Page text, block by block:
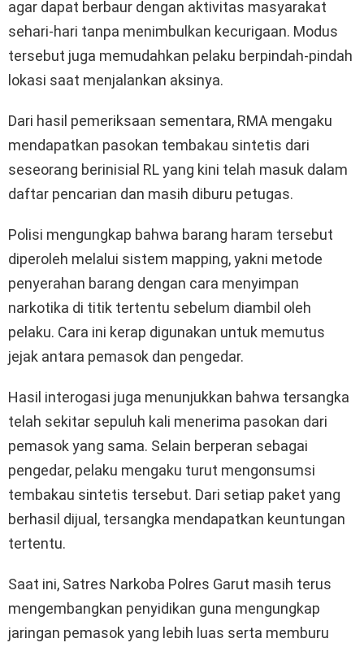
agar dapat berbaur dengan aktivitas masyarakat
sehari-hari tanpa menimbulkan kecurigaan. Modus
tersebut juga memudahkan pelaku berpindah-pindah
lokasi saat menjalankan aksinya.
Dari hasil pemeriksaan sementara, RMA mengaku
mendapatkan pasokan tembakau sintetis dari
seseorang berinisial RL yang kini telah masuk dalam
daftar pencarian dan masih diburu petugas.
Polisi mengungkap bahwa barang haram tersebut
diperoleh melalui sistem mapping, yakni metode
penyerahan barang dengan cara menyimpan
narkotika di titik tertentu sebelum diambil oleh
pelaku. Cara ini kerap digunakan untuk memutus
jejak antara pemasok dan pengedar.
Hasil interogasi juga menunjukkan bahwa tersangka
telah sekitar sepuluh kali menerima pasokan dari
pemasok yang sama. Selain berperan sebagai
pengedar, pelaku mengaku turut mengonsumsi
tembakau sintetis tersebut. Dari setiap paket yang
berhasil dijual, tersangka mendapatkan keuntungan
tertentu.
Saat ini, Satres Narkoba Polres Garut masih terus
mengembangkan penyidikan guna mengungkap
jaringan pemasok yang lebih luas serta memburu